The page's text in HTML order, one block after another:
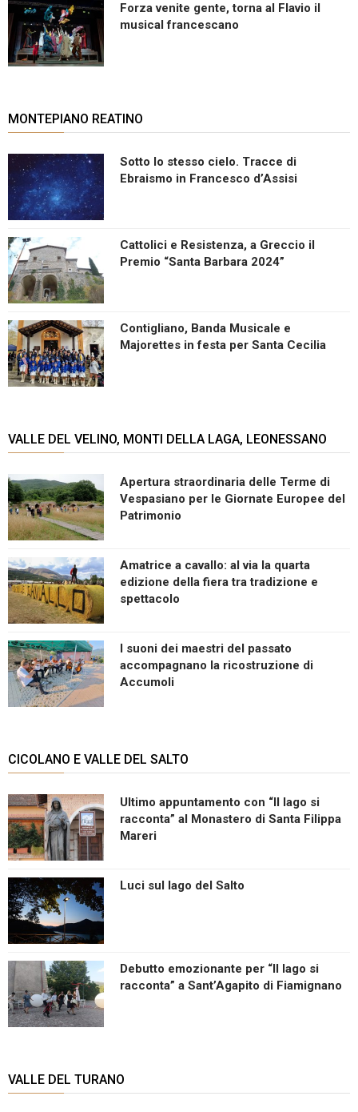
Forza venite gente, torna al Flavio il
musical francescano
MONTEPIANO REATINO
Sotto lo stesso cielo. Tracce di
Ebraismo in Francesco d’Assisi
Cattolici e Resistenza, a Greccio il
Premio “Santa Barbara 2024”
Contigliano, Banda Musicale e
Majorettes in festa per Santa Cecilia
VALLE DEL VELINO, MONTI DELLA LAGA, LEONESSANO
Apertura straordinaria delle Terme di
Vespasiano per le Giornate Europee del
Patrimonio
Amatrice a cavallo: al via la quarta
edizione della fiera tra tradizione e
spettacolo
I suoni dei maestri del passato
accompagnano la ricostruzione di
Accumoli
CICOLANO E VALLE DEL SALTO
Ultimo appuntamento con “Il lago si
racconta” al Monastero di Santa Filippa
Mareri
Luci sul lago del Salto
Debutto emozionante per “Il lago si
racconta” a Sant’Agapito di Fiamignano
VALLE DEL TURANO